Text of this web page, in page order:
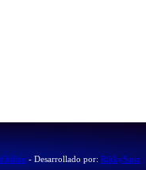
- Desarrollado por: RikkySanz